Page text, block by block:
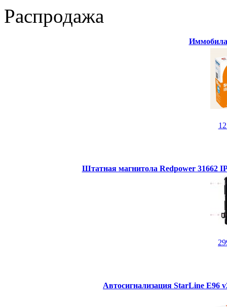
Распродажа
Штатная магнитола Redpower 31662
Автосигнализация StarLine E96